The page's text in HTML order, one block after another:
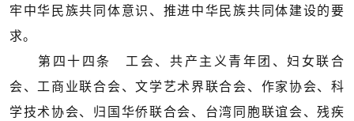
牢中华民族共同体意识、推进中华民族共同体建设的要
求。
第四十四条 工会、共产主义青年团、妇女联合
会、工商业联合会、文学艺术界联合会、作家协会、科
学技术协会、归国华侨联合会、台湾同胞联谊会、残疾